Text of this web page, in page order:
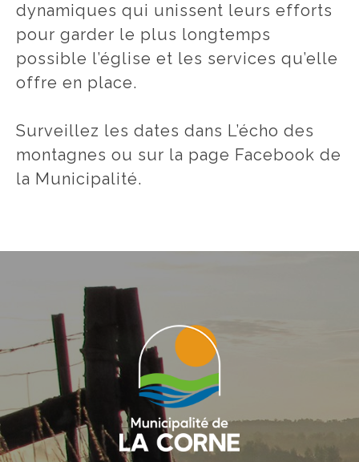
dynamiques qui unissent leurs efforts
pour garder le plus longtemps
possible l’église et les services qu’elle
offre en place.
Surveillez les dates dans L’écho des
montagnes ou sur la page Facebook de
la Municipalité.